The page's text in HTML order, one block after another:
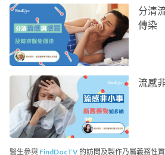
分清
傳染
流感
醫生參與 FindDocTV 的訪問及製作乃屬義務性